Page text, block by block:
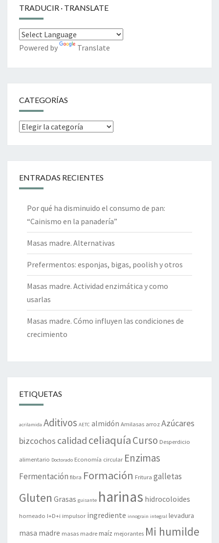
TRADUCIR · TRANSLATE
Powered by Translate
CATEGORÍAS
Categorías
ENTRADAS RECIENTES
Por qué ha disminuido el consumo de pan:
“Cainismo en la panadería”
Masas madre. Alternativas
Prefermentos: esponjas, bigas, poolish y otros
Masas madre. Actividad enzimática y como
usarlas
Masas madre. Cómo influyen las condiciones de
crecimiento
ETIQUETAS
acrilamida Aditivos AETC almidón Amilasas arrozAzúcares
bizcochos calidad celiaquíaCurso Desperdicio
alimentario Doctorado Economía circular Enzimas
Fermentación fibra Formación Fritura galletas
Gluten Grasas guisante harinas hidrocoloides
horneado I+D+i impulsor ingrediente innograin integral levadura
masa madre masas madremaíz mejorantes Mi humilde